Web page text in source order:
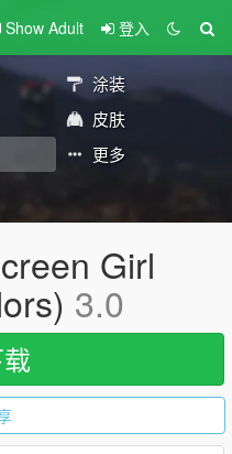
Show Adult 登入
涂装
皮肤
更多
Girl
3.0